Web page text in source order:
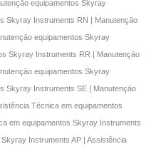
equipamentos Skyray
Skyray Instruments RN | Manutençāo
equipamentos Skyray
Skyray Instruments RR | Manutençāo
equipamentos Skyray
Skyray Instruments SE | Manutençāo
Técnica em equipamentos
em equipamentos Skyray Instruments
Instruments AP | Assistência